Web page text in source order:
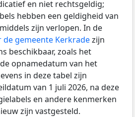
en niet rechtsgeldig;
hebben een geldigheid van
zijn verlopen. In de
de gemeente Kerkradezijn
beschikbaar, zoals het
opnamedatum van het
in deze tabel zijn
van 1 juli 2026, na deze
en andere kenmerken
zijn vastgesteld.